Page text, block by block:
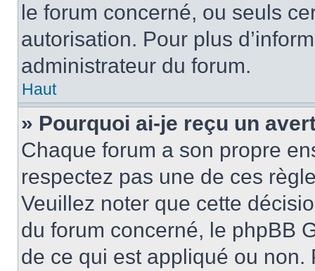
le forum concerné, ou seuls
autorisation. Pour plus
administrateur du forum.
Haut
» Pourquoi ai-je reçu un
Chaque forum a son propre
respectez pas une de ces
Veuillez noter que cette
du forum concerné, le phpBB
de ce qui est appliqué ou non.